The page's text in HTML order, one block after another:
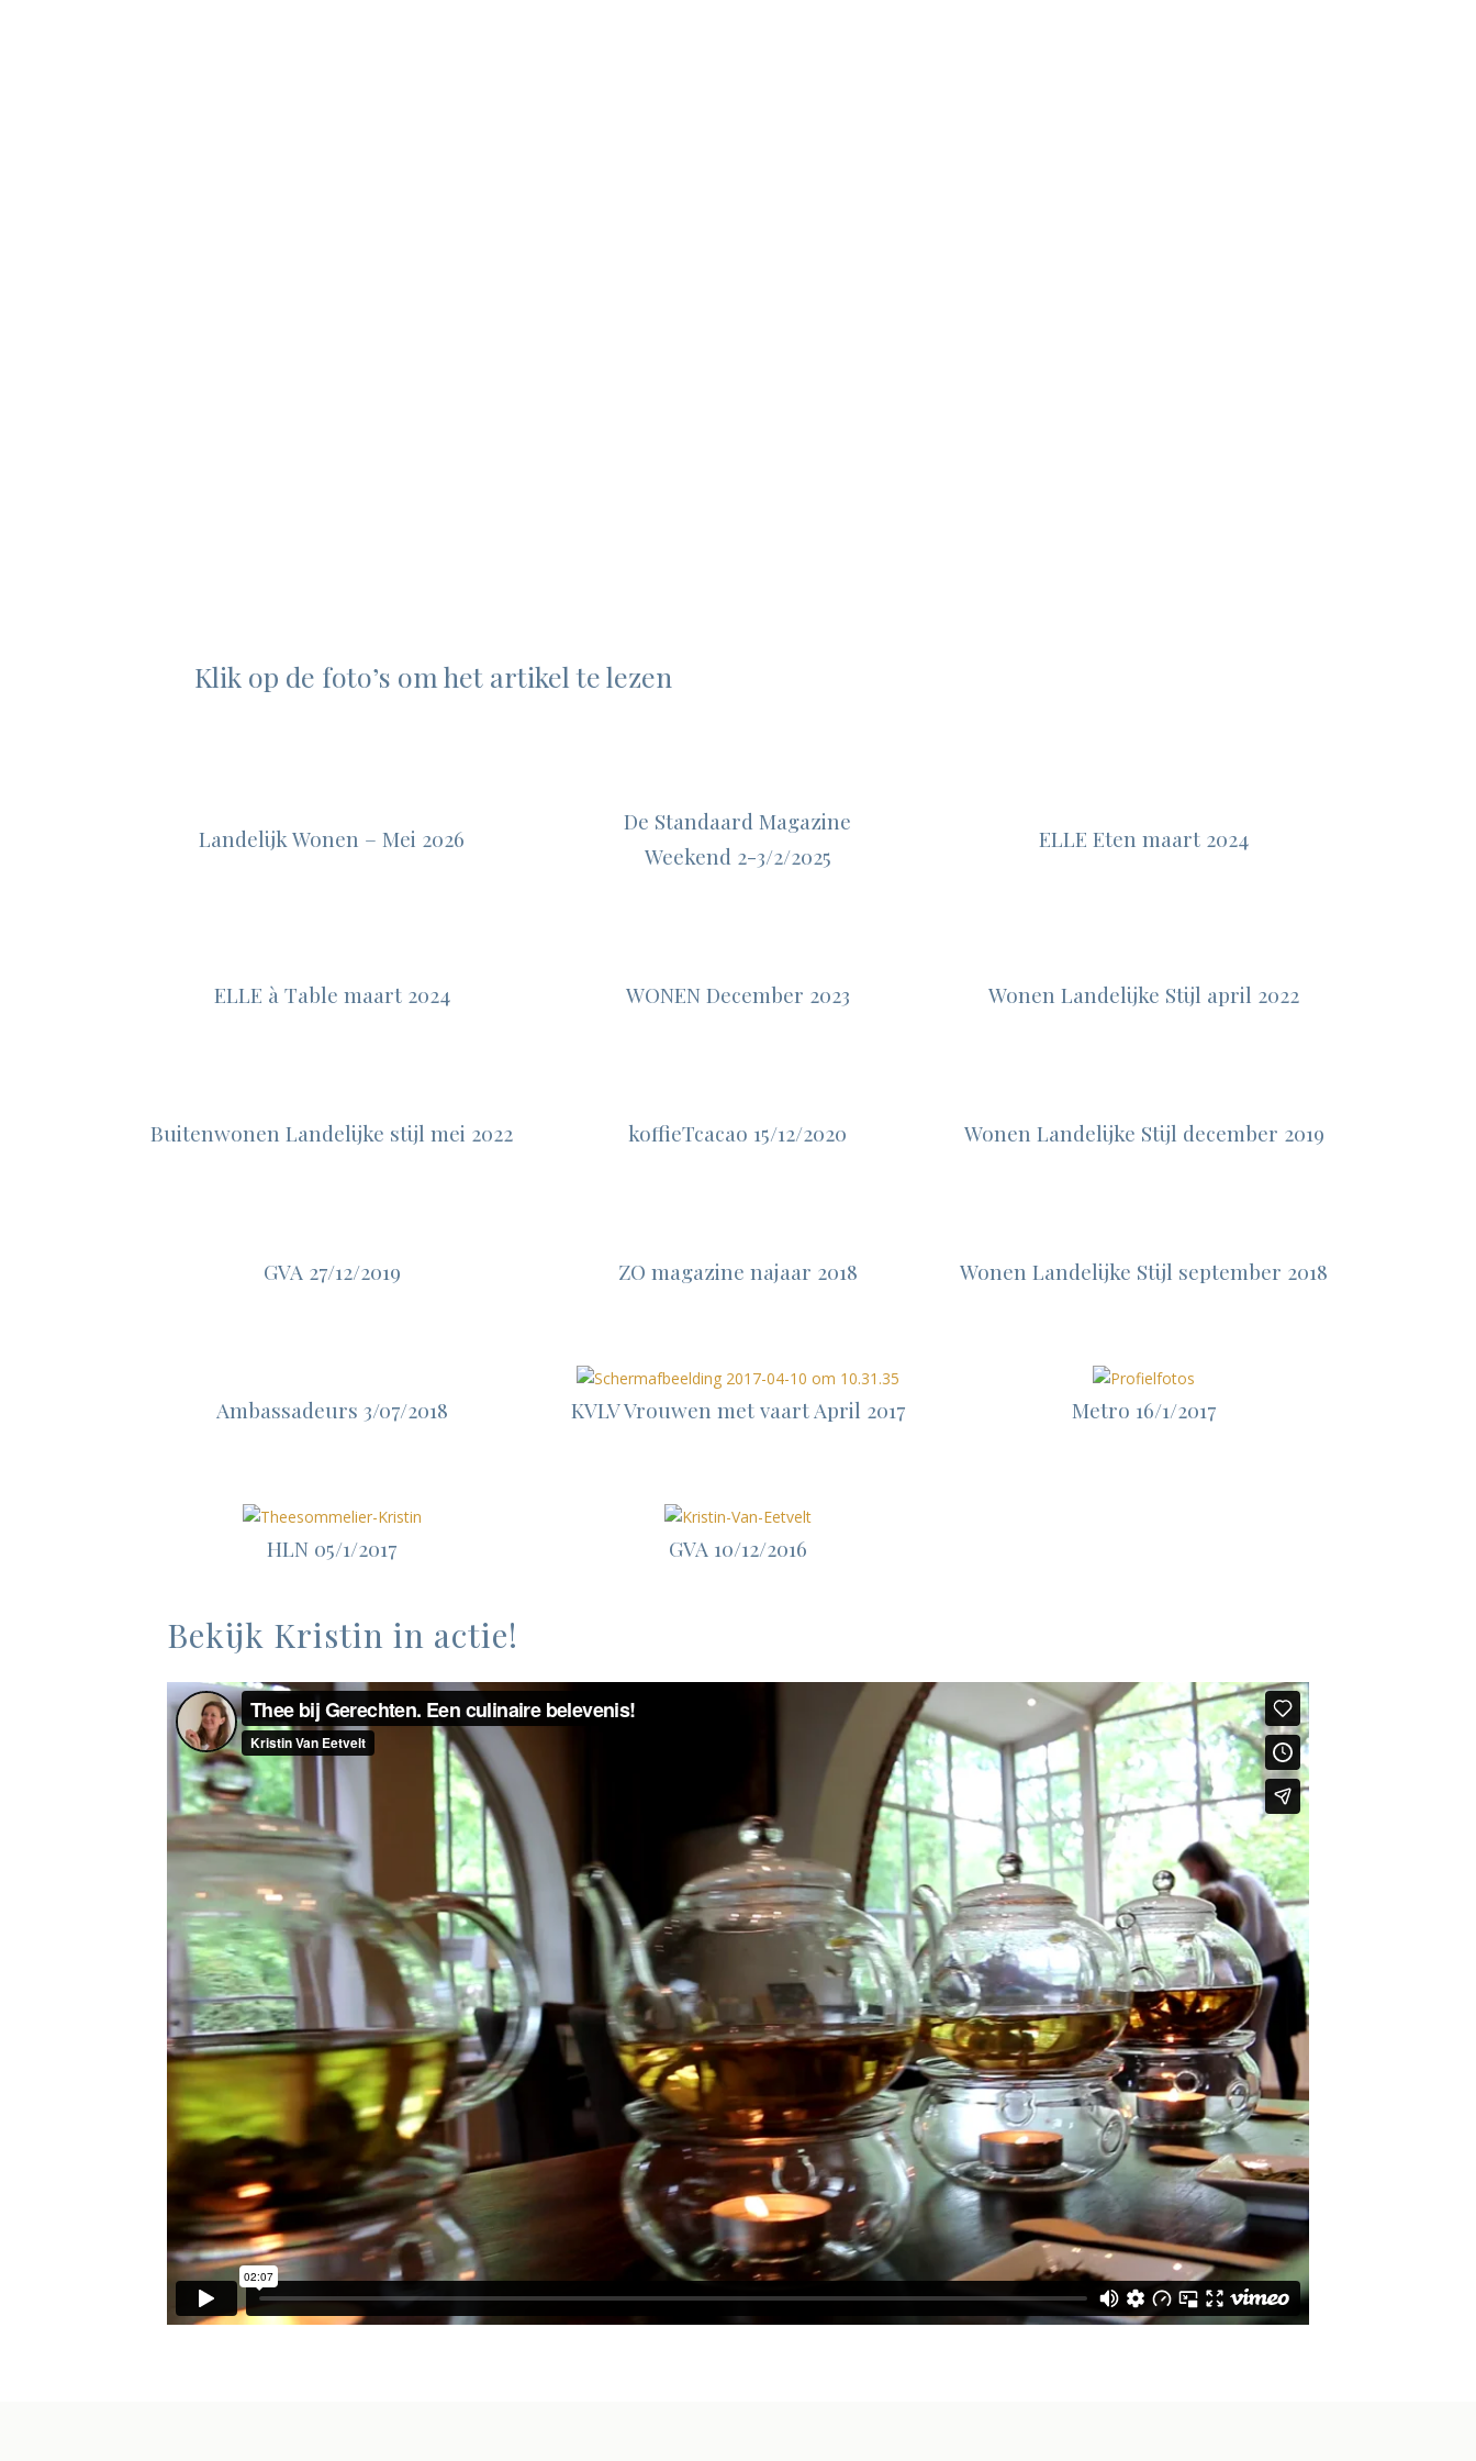
Klik op de foto’s om het artikel te lezen
Landelijk Wonen – Mei 2026
De Standaard Magazine
Weekend 2-3/2/2025
ELLE Eten maart 2024
ELLE à Table maart 2024 WONEN December 2023 Wonen Landelijke Stijl april 2022
Buitenwonen Landelijke stijl mei 2022 koffieTcacao 15/12/2020 Wonen Landelijke Stijl december 2019
GVA 27/12/2019 ZO magazine najaar 2018 Wonen Landelijke Stijl september 2018
Ambassadeurs 3/07/2018 KVLV Vrouwen met vaart April 2017 Metro 16/1/2017
HLN 05/1/2017 GVA 10/12/2016
Bekijk Kristin in actie!